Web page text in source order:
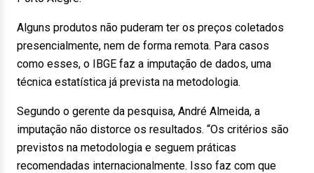
Alguns produtos não puderam ter os preços coletados
presencialmente, nem de forma remota. Para casos
como esses, o IBGE faz a imputação de dados, uma
técnica estatística já prevista na metodologia.
Segundo o gerente da pesquisa, André Almeida, a
imputação não distorce os resultados. “Os critérios são
previstos na metodologia e seguem práticas
recomendadas internacionalmente. Isso faz com que